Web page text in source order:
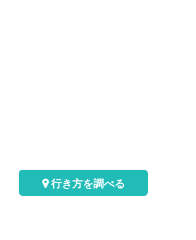
行き方を調べる